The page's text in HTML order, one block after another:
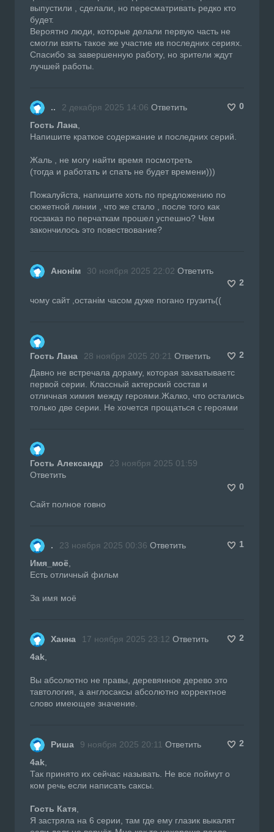
выпустили , сделали, но пересматривать редко кто
будет.
Вероятно люди, которые делали первую часть не
смогли взять такое же участие ив последних сериях.
Спасибо за завершенную работу, но зрители ждут
лучшей работы.
.. 2 декабря 2025 14:06 Ответить
0
Гость Лана
Напишите краткое содержание и последних серий.
Жаль , не могу найти время посмотреть
(тогда и работать и спать не будет времени)))
Пожалуйста, напишите хоть по предложению по
сюжетной линии , что же стало , после того как
госзаказ по перчаткам прошел успешно? Чем
закончилось это повествование?
Анонім 30 ноября 2025 22:02 Ответить
2
чому сайт ,останім часом дуже погано грузить((
Гость Лана 28 ноября 2025 20:21 Ответить
2
Давно не встречала дораму, которая захватываетс
первой серии. Классный актерский состав и
отличная химия между героями.Жалко, что остались
только две серии. Не хочется прощаться с героями
Гость Александр
23 ноября 2025 01:59
Ответить
0
Сайт полное говно
. 23 ноября 2025 00:36 Ответить
1
Имя_моё
Есть отличный фильм
За имя моё
Ханна 17 ноября 2025 23:12 Ответить
2
4ak
Вы абсолютно не правы, деревянное дерево это
тавтология, а англосаксы абсолютно корректное
слово имеющее значение.
Риша 9 ноября 2025 20:11 Ответить
2
4ak
Так принято их сейчас называть. Не все поймут о
ком речь если написать саксы.
Гость Катя
Я застряла на 6 серии, там где ему глазик выкалят